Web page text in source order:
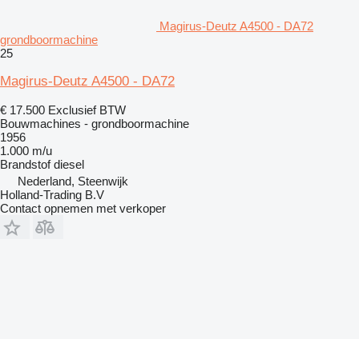
Magirus-Deutz A4500 - DA72
grondboormachine
25
Magirus-Deutz A4500 - DA72
€ 17.500 Exclusief BTW
Bouwmachines - grondboormachine
1956
1.000 m/u
Brandstof diesel
Nederland, Steenwijk
Holland-Trading B.V
Contact opnemen met verkoper